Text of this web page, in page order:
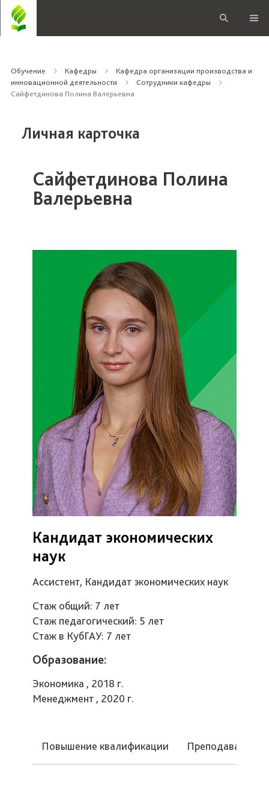
Обучение Кафедры
Кафедра организации производства и
инновационной деятельности
Сотрудники кафедры
Сайфетдинова Полина Валерьевна
Личная карточка
Сайфетдинова Полина
Валерьевна
Кандидат экономических
наук
Ассистент, Кандидат экономических наук
Стаж общий: 7 лет
Стаж педагогический: 5 лет
Стаж в КубГАУ: 7 лет
Образование:
Экономика , 2018 г.
Менеджмент , 2020 г.
Повышение квалификации Преподаваемые